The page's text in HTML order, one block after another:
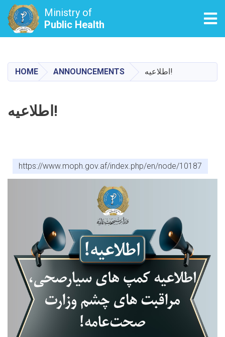
main
content
Ministry of
Public Health
HOME ANNOUNCEMENTS اطلاعیه!
اطلاعیه!
https://www.moph.gov.af/index.php/en/node/10187